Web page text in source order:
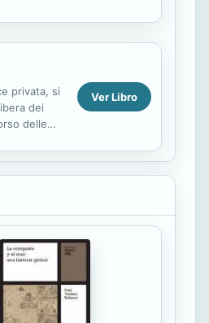
privata, si
dei
delle
Ver Libro